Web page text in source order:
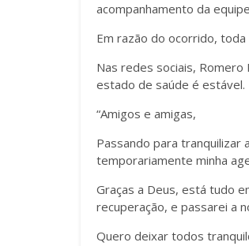
acompanhamento da
Em razão do ocorrido,
Nas redes sociais,
estado de saúde é estável.
“Amigos e amigas,
Passando para
temporariamente minha
Graças a Deus, está tudo
recuperação, e passarei a
Quero deixar todos